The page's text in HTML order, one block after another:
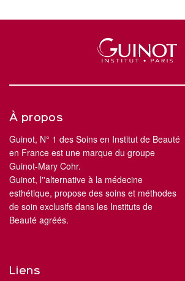
À propos
Guinot, N° 1 des Soins en Institut de Beauté
en France est une marque du groupe
Guinot-Mary Cohr.
Guinot, l''alternative à la médecine
esthétique, propose des soins et méthodes
de soin exclusifs dans les Instituts de
Beauté agréés.
Liens